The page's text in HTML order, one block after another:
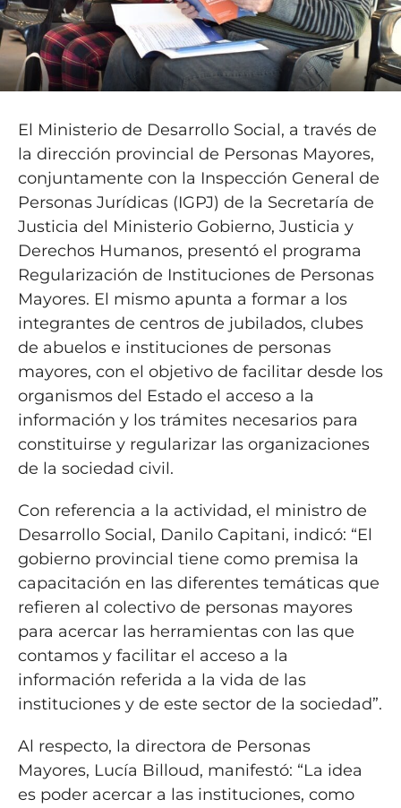
El Ministerio de Desarrollo Social, a través de
la dirección provincial de Personas Mayores,
conjuntamente con la Inspección General de
Personas Jurídicas (IGPJ) de la Secretaría de
Justicia del Ministerio Gobierno, Justicia y
Derechos Humanos, presentó el programa
Regularización de Instituciones de Personas
Mayores. El mismo apunta a formar a los
integrantes de centros de jubilados, clubes
de abuelos e instituciones de personas
mayores, con el objetivo de facilitar desde los
organismos del Estado el acceso a la
información y los trámites necesarios para
constituirse y regularizar las organizaciones
de la sociedad civil.
Con referencia a la actividad, el ministro de
Desarrollo Social, Danilo Capitani, indicó: “El
gobierno provincial tiene como premisa la
capacitación en las diferentes temáticas que
refieren al colectivo de personas mayores
para acercar las herramientas con las que
contamos y facilitar el acceso a la
información referida a la vida de las
instituciones y de este sector de la sociedad”.
Al respecto, la directora de Personas
Mayores, Lucía Billoud, manifestó: “La idea
es poder acercar a las instituciones, como